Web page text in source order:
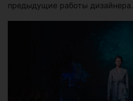
предыдущие работы дизайнера.